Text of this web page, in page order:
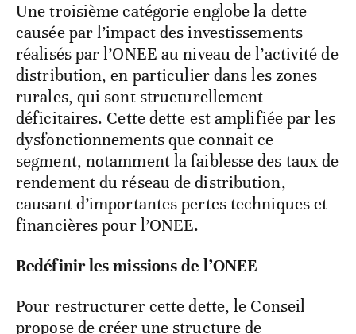
Une troisième catégorie englobe la dette
causée par l’impact des investissements
réalisés par l’ONEE au niveau de l’activité de
distribution, en particulier dans les zones
rurales, qui sont structurellement
déficitaires. Cette dette est amplifiée par les
dysfonctionnements que connait ce
segment, notamment la faiblesse des taux de
rendement du réseau de distribution,
causant d’importantes pertes techniques et
financières pour l’ONEE.
Redéfinir les missions de l’ONEE
Pour restructurer cette dette, le Conseil
propose de créer une structure de